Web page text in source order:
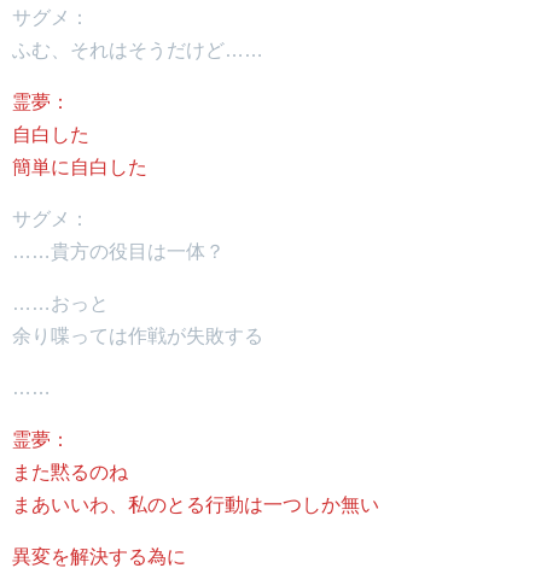
サグメ：
ふむ、それはそうだけど……
霊夢：
自白した
簡単に自白した
サグメ：
……貴方の役目は一体？
……おっと
余り喋っては作戦が失敗する
……
霊夢：
また黙るのね
まあいいわ、私のとる行動は一つしか無い
異変を解決する為に